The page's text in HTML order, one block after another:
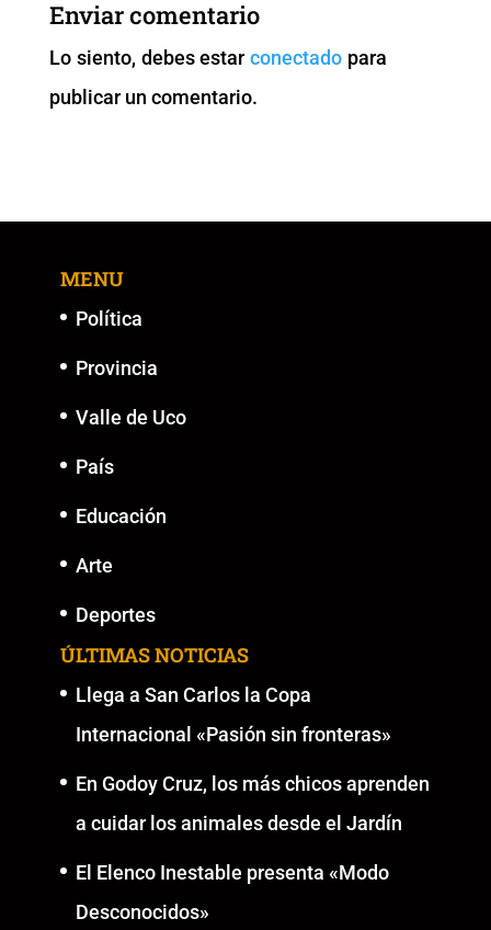
o
o
k
p
p k
er
Enviar comentario
Lo siento, debes estarconectado para
publicar un comentario.
MENU
Política
Provincia
Valle de Uco
País
Educación
Arte
Deportes
ÚLTIMAS NOTICIAS
Llega a San Carlos la Copa
Internacional «Pasión sin fronteras»
En Godoy Cruz, los más chicos aprenden
a cuidar los animales desde el Jardín
El Elenco Inestable presenta «Modo
Desconocidos»